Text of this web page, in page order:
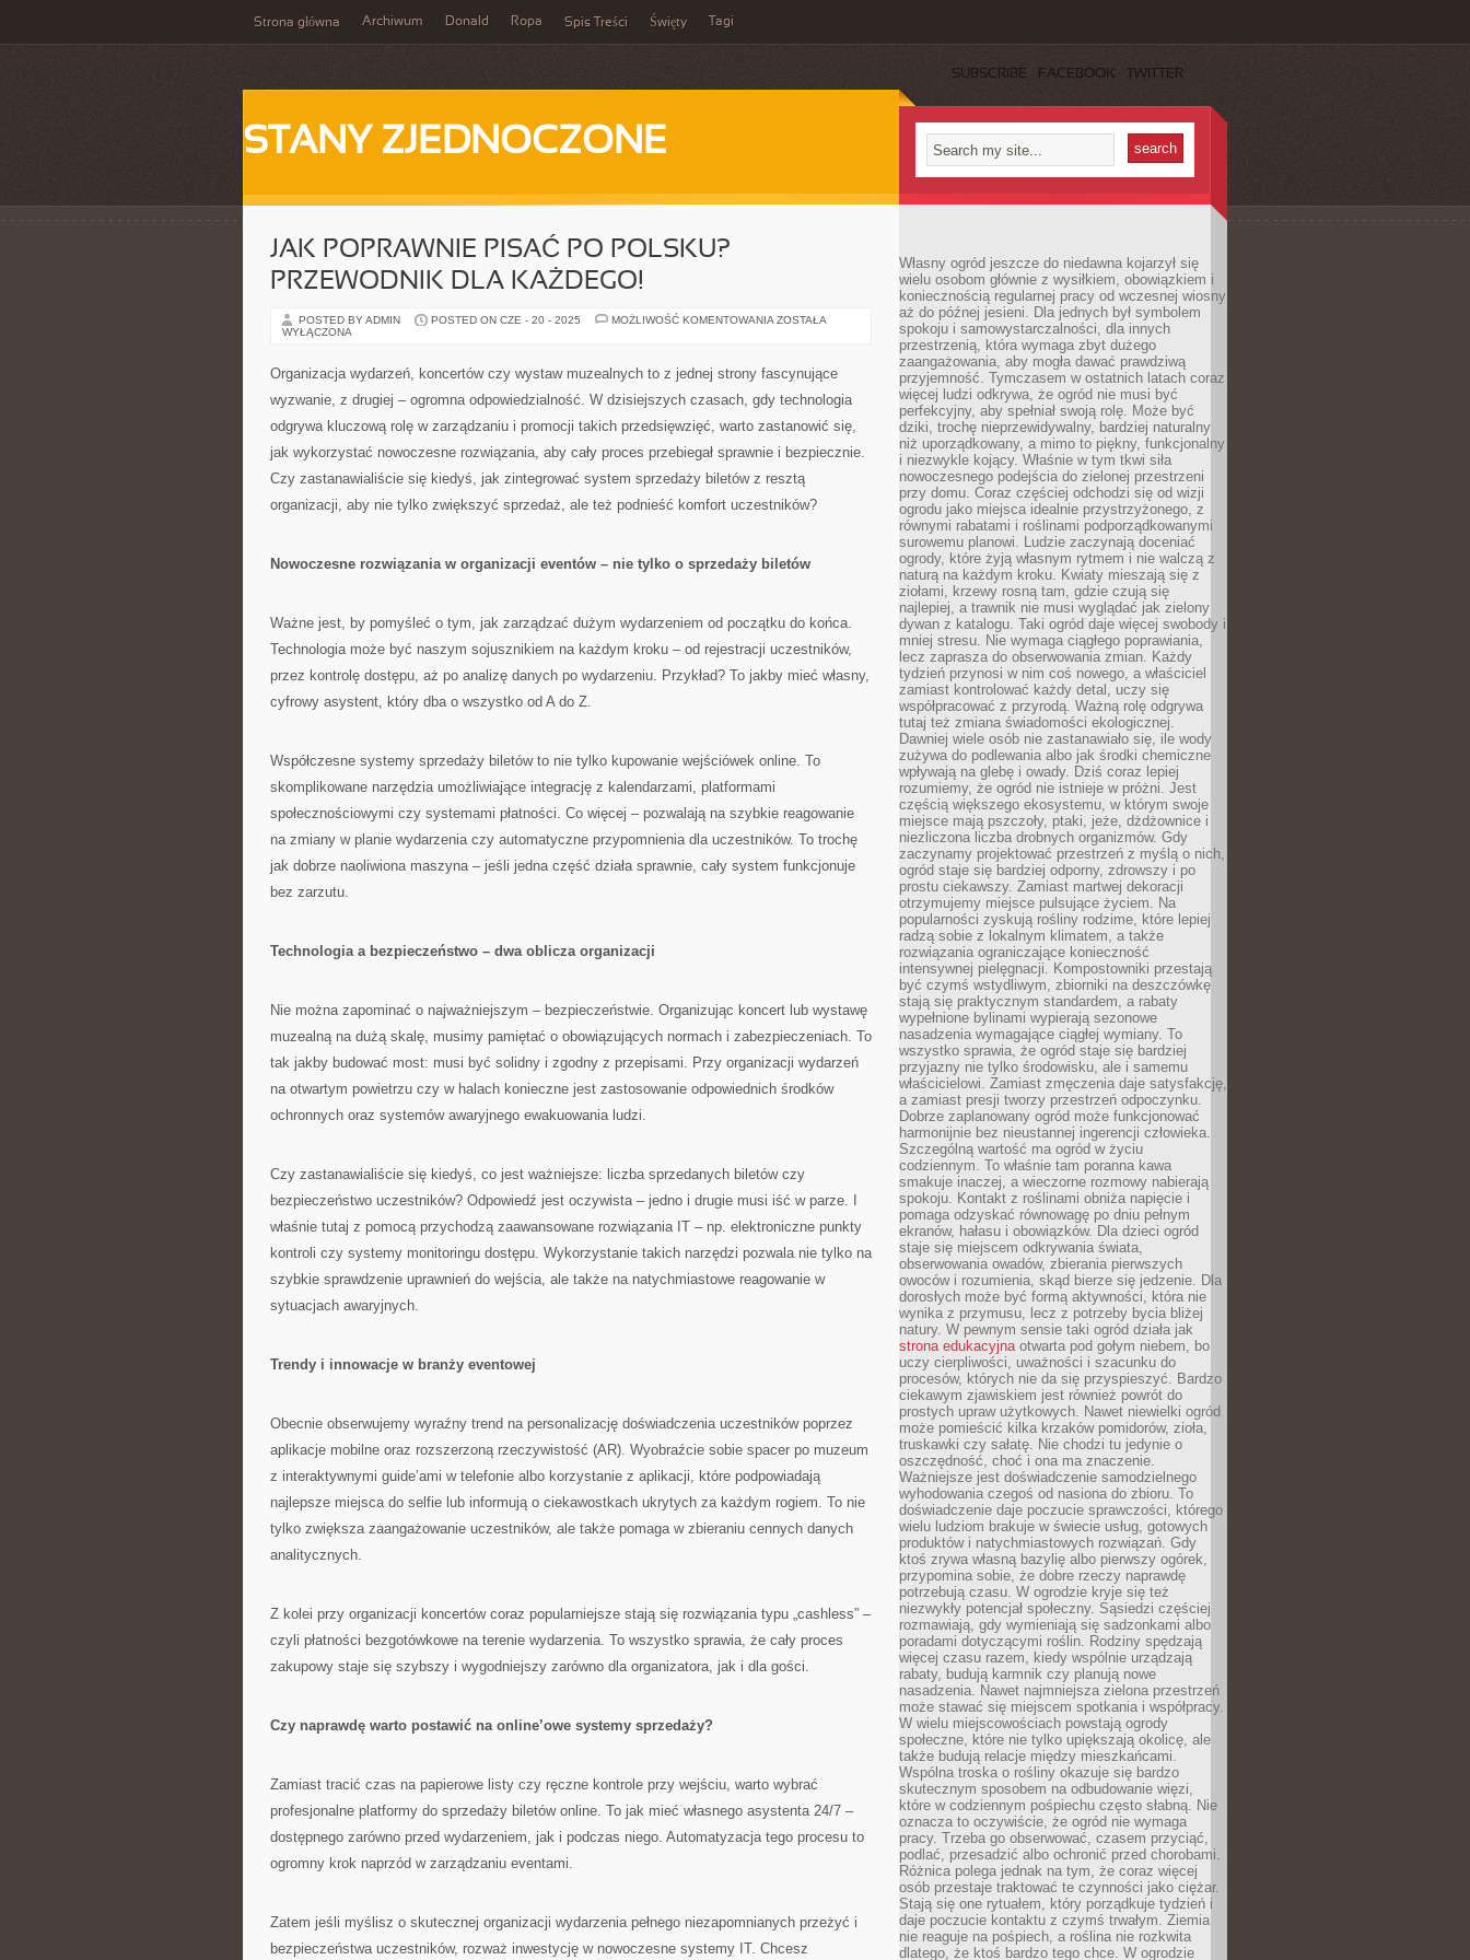
Strona główna Archiwum Donald Ropa Spis Treści Święty Tagi
SUBSCRIBE FACEBOOK TWITTER
STANY ZJEDNOCZONE
JAK POPRAWNIE PISAĆ PO POLSKU?
PRZEWODNIK DLA KAŻDEGO!
POSTED BY ADMIN POSTED ON CZE - 20 - 2025 MOŻLIWOŚĆ KOMENTOWANIA JAK
POLSKU?
PRZEWODNIK
KAŻDEGO!
ZOSTAŁA
WYŁĄCZONA
Organizacja wydarzeń, koncertów czy wystaw muzealnych to z jednej strony fascynujące
wyzwanie, z drugiej – ogromna odpowiedzialność. W dzisiejszych czasach, gdy technologia
odgrywa kluczową rolę w zarządzaniu i promocji takich przedsięwzięć, warto zastanowić się,
jak wykorzystać nowoczesne rozwiązania, aby cały proces przebiegał sprawnie i bezpiecznie.
Czy zastanawialiście się kiedyś, jak zintegrować system sprzedaży biletów z resztą
organizacji, aby nie tylko zwiększyć sprzedaż, ale też podnieść komfort uczestników?
Nowoczesne rozwiązania w organizacji eventów – nie tylko o sprzedaży biletów
Ważne jest, by pomyśleć o tym, jak zarządzać dużym wydarzeniem od początku do końca.
Technologia może być naszym sojusznikiem na każdym kroku – od rejestracji uczestników,
przez kontrolę dostępu, aż po analizę danych po wydarzeniu. Przykład? To jakby mieć własny,
cyfrowy asystent, który dba o wszystko od A do Z.
Współczesne systemy sprzedaży biletów to nie tylko kupowanie wejściówek online. To
skomplikowane narzędzia umożliwiające integrację z kalendarzami, platformami
społecznościowymi czy systemami płatności. Co więcej – pozwalają na szybkie reagowanie
na zmiany w planie wydarzenia czy automatyczne przypomnienia dla uczestników. To trochę
jak dobrze naoliwiona maszyna – jeśli jedna część działa sprawnie, cały system funkcjonuje
bez zarzutu.
Technologia a bezpieczeństwo – dwa oblicza organizacji
Nie można zapominać o najważniejszym – bezpieczeństwie. Organizując koncert lub wystawę
muzealną na dużą skalę, musimy pamiętać o obowiązujących normach i zabezpieczeniach. To
tak jakby budować most: musi być solidny i zgodny z przepisami. Przy organizacji wydarzeń
na otwartym powietrzu czy w halach konieczne jest zastosowanie odpowiednich środków
ochronnych oraz systemów awaryjnego ewakuowania ludzi.
Czy zastanawialiście się kiedyś, co jest ważniejsze: liczba sprzedanych biletów czy
bezpieczeństwo uczestników? Odpowiedź jest oczywista – jedno i drugie musi iść w parze. I
właśnie tutaj z pomocą przychodzą zaawansowane rozwiązania IT – np. elektroniczne punkty
kontroli czy systemy monitoringu dostępu. Wykorzystanie takich narzędzi pozwala nie tylko na
szybkie sprawdzenie uprawnień do wejścia, ale także na natychmiastowe reagowanie w
sytuacjach awaryjnych.
Trendy i innowacje w branży eventowej
Obecnie obserwujemy wyraźny trend na personalizację doświadczenia uczestników poprzez
aplikacje mobilne oraz rozszerzoną rzeczywistość (AR). Wyobraźcie sobie spacer po muzeum
z interaktywnymi guide’ami w telefonie albo korzystanie z aplikacji, które podpowiadają
najlepsze miejsca do selfie lub informują o ciekawostkach ukrytych za każdym rogiem. To nie
tylko zwiększa zaangażowanie uczestników, ale także pomaga w zbieraniu cennych danych
analitycznych.
Z kolei przy organizacji koncertów coraz popularniejsze stają się rozwiązania typu „cashless” –
czyli płatności bezgotówkowe na terenie wydarzenia. To wszystko sprawia, że cały proces
zakupowy staje się szybszy i wygodniejszy zarówno dla organizatora, jak i dla gości.
Czy naprawdę warto postawić na online’owe systemy sprzedaży?
Zamiast tracić czas na papierowe listy czy ręczne kontrole przy wejściu, warto wybrać
profesjonalne platformy do sprzedaży biletów online. To jak mieć własnego asystenta 24/7 –
dostępnego zarówno przed wydarzeniem, jak i podczas niego. Automatyzacja tego procesu to
ogromny krok naprzód w zarządzaniu eventami.
Zatem jeśli myślisz o skutecznej organizacji wydarzenia pełnego niezapomnianych przeżyć i
bezpieczeństwa uczestników, rozważ inwestycję w nowoczesne systemy IT. Chcesz
Własny ogród jeszcze do niedawna kojarzył się
wielu osobom głównie z wysiłkiem, obowiązkiem i
koniecznością regularnej pracy od wczesnej wiosny
aż do późnej jesieni. Dla jednych był symbolem
spokoju i samowystarczalności, dla innych
przestrzenią, która wymaga zbyt dużego
zaangażowania, aby mogła dawać prawdziwą
przyjemność. Tymczasem w ostatnich latach coraz
więcej ludzi odkrywa, że ogród nie musi być
perfekcyjny, aby spełniał swoją rolę. Może być
dziki, trochę nieprzewidywalny, bardziej naturalny
niż uporządkowany, a mimo to piękny, funkcjonalny
i niezwykle kojący. Właśnie w tym tkwi siła
nowoczesnego podejścia do zielonej przestrzeni
przy domu. Coraz częściej odchodzi się od wizji
ogrodu jako miejsca idealnie przystrzyżonego, z
równymi rabatami i roślinami podporządkowanymi
surowemu planowi. Ludzie zaczynają doceniać
ogrody, które żyją własnym rytmem i nie walczą z
naturą na każdym kroku. Kwiaty mieszają się z
ziołami, krzewy rosną tam, gdzie czują się
najlepiej, a trawnik nie musi wyglądać jak zielony
dywan z katalogu. Taki ogród daje więcej swobody i
mniej stresu. Nie wymaga ciągłego poprawiania,
lecz zaprasza do obserwowania zmian. Każdy
tydzień przynosi w nim coś nowego, a właściciel
zamiast kontrolować każdy detal, uczy się
współpracować z przyrodą. Ważną rolę odgrywa
tutaj też zmiana świadomości ekologicznej.
Dawniej wiele osób nie zastanawiało się, ile wody
zużywa do podlewania albo jak środki chemiczne
wpływają na glebę i owady. Dziś coraz lepiej
rozumiemy, że ogród nie istnieje w próżni. Jest
częścią większego ekosystemu, w którym swoje
miejsce mają pszczoły, ptaki, jeże, dżdżownice i
niezliczona liczba drobnych organizmów. Gdy
zaczynamy projektować przestrzeń z myślą o nich,
ogród staje się bardziej odporny, zdrowszy i po
prostu ciekawszy. Zamiast martwej dekoracji
otrzymujemy miejsce pulsujące życiem. Na
popularności zyskują rośliny rodzime, które lepiej
radzą sobie z lokalnym klimatem, a także
rozwiązania ograniczające konieczność
intensywnej pielęgnacji. Kompostowniki przestają
być czymś wstydliwym, zbiorniki na deszczówkę
stają się praktycznym standardem, a rabaty
wypełnione bylinami wypierają sezonowe
nasadzenia wymagające ciągłej wymiany. To
wszystko sprawia, że ogród staje się bardziej
przyjazny nie tylko środowisku, ale i samemu
właścicielowi. Zamiast zmęczenia daje satysfakcję,
a zamiast presji tworzy przestrzeń odpoczynku.
Dobrze zaplanowany ogród może funkcjonować
harmonijnie bez nieustannej ingerencji człowieka.
Szczególną wartość ma ogród w życiu
codziennym. To właśnie tam poranna kawa
smakuje inaczej, a wieczorne rozmowy nabierają
spokoju. Kontakt z roślinami obniża napięcie i
pomaga odzyskać równowagę po dniu pełnym
ekranów, hałasu i obowiązków. Dla dzieci ogród
staje się miejscem odkrywania świata,
obserwowania owadów, zbierania pierwszych
owoców i rozumienia, skąd bierze się jedzenie. Dla
dorosłych może być formą aktywności, która nie
wynika z przymusu, lecz z potrzeby bycia bliżej
natury. W pewnym sensie taki ogród działa jak
strona edukacyjnaotwarta pod gołym niebem, bo
uczy cierpliwości, uważności i szacunku do
procesów, których nie da się przyspieszyć. Bardzo
ciekawym zjawiskiem jest również powrót do
prostych upraw użytkowych. Nawet niewielki ogród
może pomieścić kilka krzaków pomidorów, zioła,
truskawki czy sałatę. Nie chodzi tu jedynie o
oszczędność, choć i ona ma znaczenie.
Ważniejsze jest doświadczenie samodzielnego
wyhodowania czegoś od nasiona do zbioru. To
doświadczenie daje poczucie sprawczości, którego
wielu ludziom brakuje w świecie usług, gotowych
produktów i natychmiastowych rozwiązań. Gdy
ktoś zrywa własną bazylię albo pierwszy ogórek,
przypomina sobie, że dobre rzeczy naprawdę
potrzebują czasu. W ogrodzie kryje się też
niezwykły potencjał społeczny. Sąsiedzi częściej
rozmawiają, gdy wymieniają się sadzonkami albo
poradami dotyczącymi roślin. Rodziny spędzają
więcej czasu razem, kiedy wspólnie urządzają
rabaty, budują karmnik czy planują nowe
nasadzenia. Nawet najmniejsza zielona przestrzeń
może stawać się miejscem spotkania i współpracy.
W wielu miejscowościach powstają ogrody
społeczne, które nie tylko upiększają okolicę, ale
także budują relacje między mieszkańcami.
Wspólna troska o rośliny okazuje się bardzo
skutecznym sposobem na odbudowanie więzi,
które w codziennym pośpiechu często słabną. Nie
oznacza to oczywiście, że ogród nie wymaga
pracy. Trzeba go obserwować, czasem przyciąć,
podlać, przesadzić albo ochronić przed chorobami.
Różnica polega jednak na tym, że coraz więcej
osób przestaje traktować te czynności jako ciężar.
Stają się one rytuałem, który porządkuje tydzień i
daje poczucie kontaktu z czymś trwałym. Ziemia
nie reaguje na pośpiech, a roślina nie rozkwita
dlatego, że ktoś bardzo tego chce. W ogrodzie